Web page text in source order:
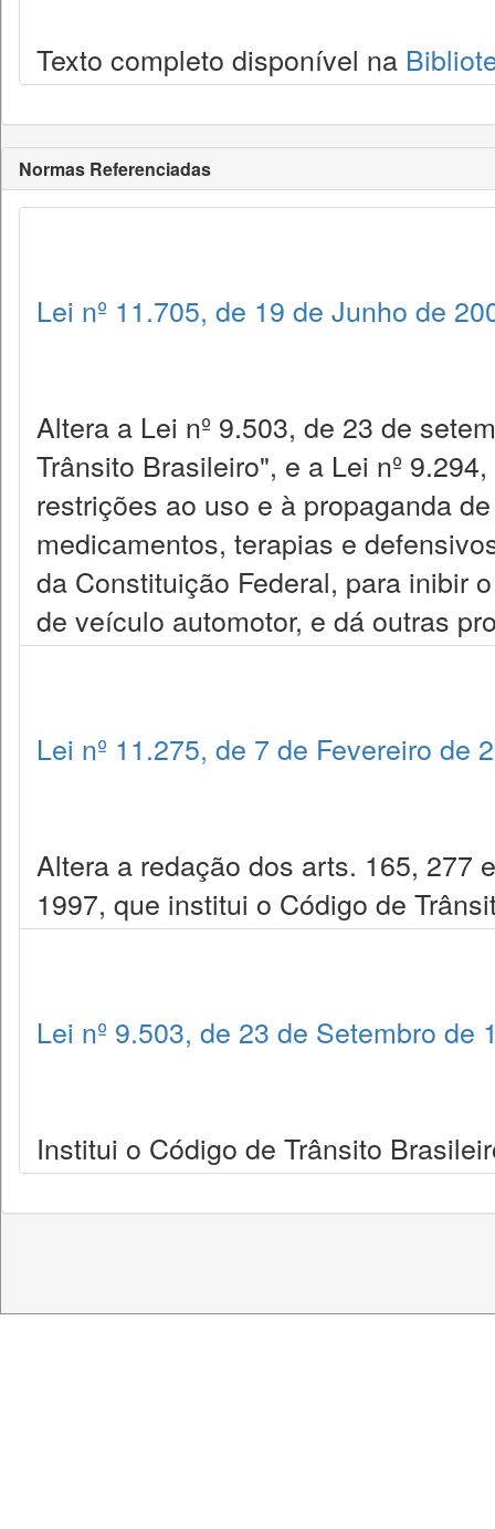
Texto completo disponível na
Normas Referenciadas
Lei nº 11.705, de 19 de Junho de
Altera a Lei nº 9.503, de 23 de
Trânsito Brasileiro", e a Lei nº
restrições ao uso e à propaganda
medicamentos, terapias e
da Constituição Federal, para inibir
de veículo automotor, e dá outras
Lei nº 11.275, de 7 de Fevereiro de
Altera a redação dos arts. 165, 277
1997, que institui o Código de
Lei nº 9.503, de 23 de Setembro de
Institui o Código de Trânsito